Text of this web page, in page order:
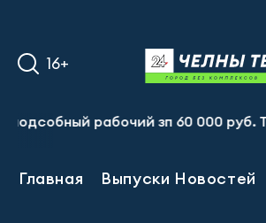
16+
рабочий зп 60 000 руб.
Главная Выпуски Новостей